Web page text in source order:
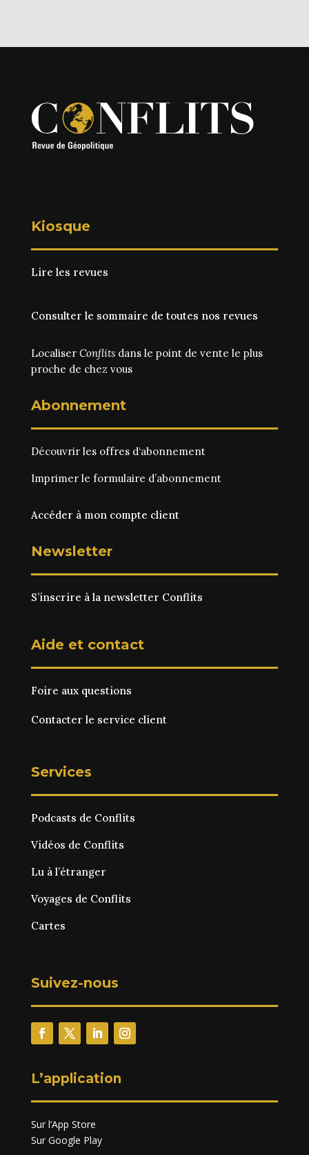
Kiosque
Lire les revues
Consulter le sommaire de toutes nos revues
Localiser Conflitsdans le point de vente le plus
proche de chez vous
Abonnement
Découvrir les offres d‘abonnement
Imprimer le formulaire d’abonnement
Accéder à mon compte client
Newsletter
S’inscrire à la newsletter Conflits
Aide et contact
Foire aux questions
Contacter le service client
Services
Podcasts de Conflits
Vidéos de Conflits
Lu à l’étranger
Voyages de Conflits
Cartes
Suivez-nous
L’application
Sur l’App Store
Sur Google Play